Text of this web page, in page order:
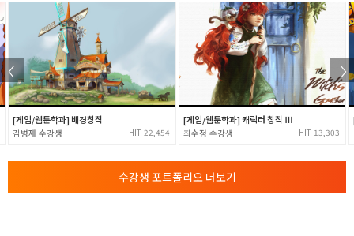
[게임/웹툰학과] 배경창작
김병재 22,454
[게임/웹툰학과] 캐릭터 창작 Ⅲ
최수정 13,303
수강생 포트폴리오 더보기